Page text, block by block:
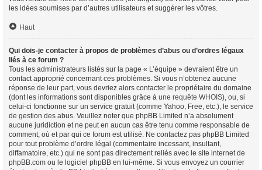
les idées soumises par d’autres utilisateurs et suggérer les vôtres.
Haut
Qui dois-je contacter à propos de problèmes d’abus ou d’ordres légaux
liés à ce forum ?
Tous les administrateurs listés sur la page « L’équipe » devraient être un
contact approprié concernant ces problèmes. Si vous n’obtenez aucune
réponse de leur part, vous devriez alors contacter le propriétaire du domaine
(dont les informations sont disponibles grâce à une requête WHOIS), ou, si
celui-ci fonctionne sur un service gratuit (comme Yahoo, Free, etc.), le service
de gestion des abus. Veuillez noter que phpBB Limited n’a absolument
aucune juridiction et ne peut en aucun cas être tenu comme responsable de
comment, où et par qui ce forum est utilisé. Ne contactez pas phpBB Limited
pour tout problème d’ordre légal (commentaire incessant, insultant,
diffamatoire, etc.) qui ne sont pas directement reliés avec le site internet de
phpBB.com ou le logiciel phpBB en lui-même. Si vous envoyez un courrier